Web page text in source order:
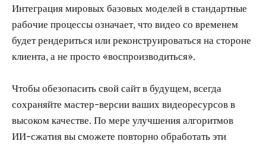
Интеграция мировых базовых моделей в стандартные
рабочие процессы означает, что видео со временем
будет рендериться или реконструироваться на стороне
клиента, а не просто «воспроизводиться».
Чтобы обезопасить свой сайт в будущем, всегда
сохраняйте мастер-версии ваших видеоресурсов в
высоком качестве. По мере улучшения алгоритмов
ИИ-сжатия вы сможете повторно обработать эти